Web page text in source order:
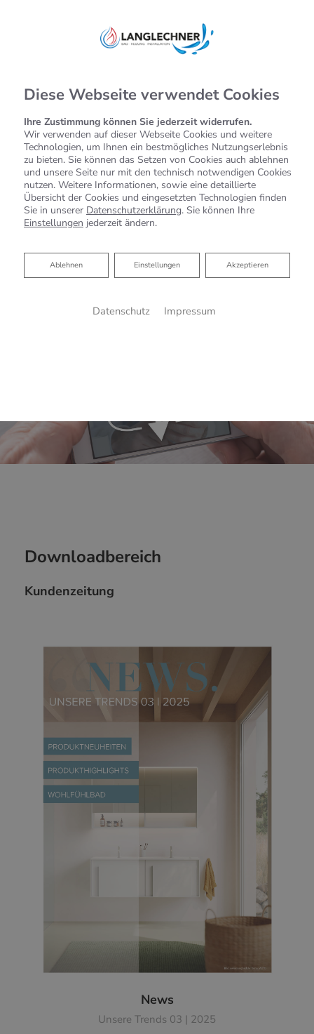
Downloadbereich
Kundenzeitung
News
Unsere Trends 03 | 2025
Diese Webseite verwendet Cookies
Ihre Zustimmung können Sie jederzeit widerrufen.
Wir verwenden auf dieser Webseite Cookies und weitere
Technologien, um Ihnen ein bestmögliches Nutzungserlebnis
zu bieten. Sie können das Setzen von Cookies auch ablehnen
und unsere Seite nur mit den technisch notwendigen Cookies
nutzen. Weitere Informationen, sowie eine detaillierte
Übersicht der Cookies und eingesetzten Technologien finden
Sie in unserer Datenschutzerklärung. Sie können Ihre
Einstellungen jederzeit ändern.
Akzeptieren
Einstellungen
Ablehnen
Ablehnen
Datenschutz Impressum